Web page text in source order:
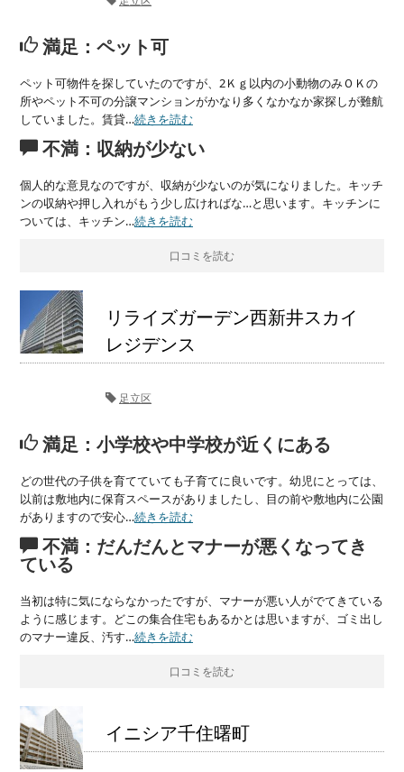
満足：ペット可
ペット可物件を探していたのですが、2Ｋｇ以内の小動物のみＯＫの
所やペット不可の分譲マンションがかなり多くなかなか家探しが難航
していました。賃貸…続きを読む
不満：収納が少ない
個人的な意見なのですが、収納が少ないのが気になりました。キッチ
ンの収納や押し入れがもう少し広ければな…と思います。キッチンに
ついては、キッチン…続きを読む
口コミを読む
リライズガーデン西新井スカイ
レジデンス
足立区
満足：小学校や中学校が近くにある
どの世代の子供を育てていても子育てに良いです。幼児にとっては、
以前は敷地内に保育スペースがありましたし、目の前や敷地内に公園
がありますので安心…続きを読む
不満：だんだんとマナーが悪くなってき
ている
当初は特に気にならなかったですが、マナーが悪い人がでてきている
ように感じます。どこの集合住宅もあるかとは思いますが、ゴミ出し
のマナー違反、汚す…続きを読む
口コミを読む
イニシア千住曙町